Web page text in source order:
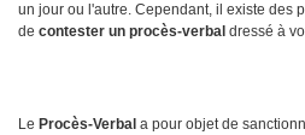
un jour ou l'autre. Cependant, il existe des
de contester un procès-verbal dressé à
Le Procès-Verbal a pour objet de